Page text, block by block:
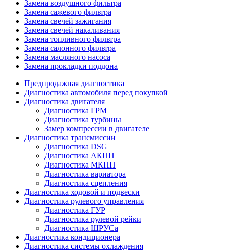
Замена воздушного фильтра
Замена сажевого фильтра
Замена свечей зажигания
Замена свечей накаливания
Замена топливного фильтра
Замена салонного фильтра
Замена масляного насоса
Замена прокладки поддона
Предпродажная диагностика
Диагностика автомобиля перед покупкой
Диагностика двигателя
Диагностика ГРМ
Диагностика турбины
Замер компрессии в двигателе
Диагностика трансмиссии
Диагностика DSG
Диагностика АКПП
Диагностика МКПП
Диагностика вариатора
Диагностика сцепления
Диагностика ходовой и подвески
Диагностика рулевого управления
Диагностика ГУР
Диагностика рулевой рейки
Диагностика ШРУСа
Диагностика кондиционера
Диагностика системы охлаждения